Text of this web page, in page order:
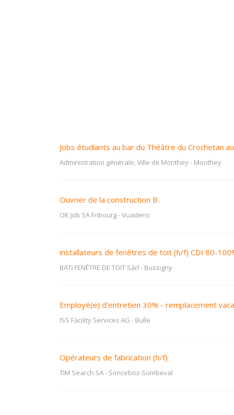
Jobs étudiants au bar du Théâtre du Crochetan
Administration générale, Ville de Monthey- Monthey
Ouvrier de la construction B
OK Job SA Fribourg-Vuadens
installateurs de fenêtres de toit (h/f) CDI 80-
BATI FENÊTRE DE TOIT Sàrl - Bussigny
Employé(e) d'entretien 30% - remplacement
ISS Facility Services AG - Bulle
Opérateurs de fabrication (h/f)
TIM Search SA- Sonceboz-Sombeval